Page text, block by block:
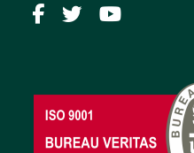
Facebook
TwitterYouTube